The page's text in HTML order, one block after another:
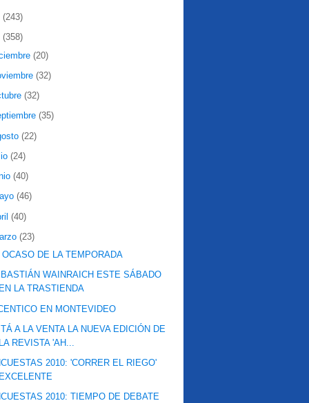
(243)
(358)
(20)
(32)
(32)
(35)
(22)
(24)
(40)
(46)
(40)
(23)
OCASO DE LA TEMPORADA
WAINRAICH ESTE SÁBADO
LA TRASTIENDA
EN MONTEVIDEO
A LA VENTA LA NUEVA EDICIÓN DE
REVISTA 'AH...
2010: 'CORRER EL RIEGO'
2010: TIEMPO DE DEBATE